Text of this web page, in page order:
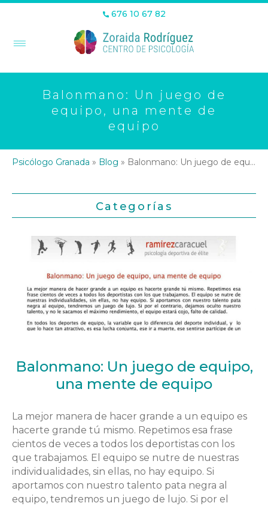
676 10 67 82
Balonmano: Un juego de
equipo, una mente de
equipo
Psicólogo Granada » Blog » Balonmano: Un juego de equipo, una mente de equipo
Categorías
Balonmano: Un juego de equipo,
una mente de equipo
La mejor manera de hacer grande a un equipo es
hacerte grande tú mismo. Repetimos esa frase
cientos de veces a todos los deportistas con los
que trabajamos. El equipo se nutre de nuestras
individualidades, sin ellas, no hay equipo. Si
aportamos con nuestro talento pata negra al
equipo, tendremos un juego de lujo. Si por el